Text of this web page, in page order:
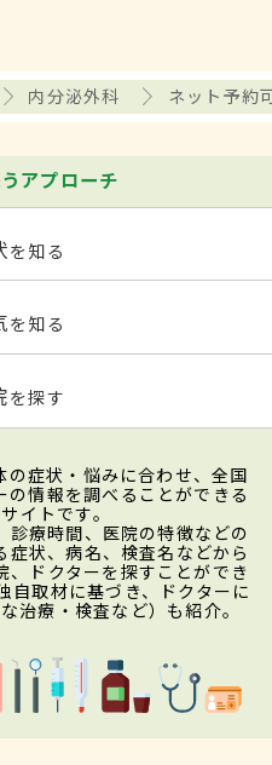
内分泌外科 ネット予約
アプローチ
を知る
を知る
を探す
の症状・悩みに合わせ、全国
情報を調べることができる
イトです。
療時間、医院の特徴などの
状、病名、検査名などから
ドクターを探すことができ
自取材に基づき、ドクターに
治療・検査など）も紹介。